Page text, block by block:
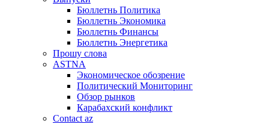
Бюллетнь Политика
Бюллетнь Экономика
Бюллетнь Финансы
Бюллетнь Энергетика
Прошу слова
ASTNA
Экономическое обозрение
Политический Мониторинг
Обзор рынков
Карабахский конфликт
Contact az